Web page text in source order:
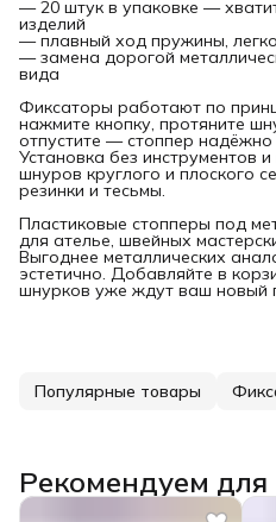
— 20 штук в упаковке —
изделий
— плавный ход пружины,
— замена дорогой
вида
Фиксаторы работают по
нажмите кнопку, протяните
отпустите — стоппер
Установка без инструментов
шнуров круглого и плоского
резинки и тесьмы.
Пластиковые стопперы под
для ателье, швейных
Выгоднее металлических
эстетично. Добавляйте в
шнурков уже ждут ваш новый
Популярные товары
Рекомендуем для